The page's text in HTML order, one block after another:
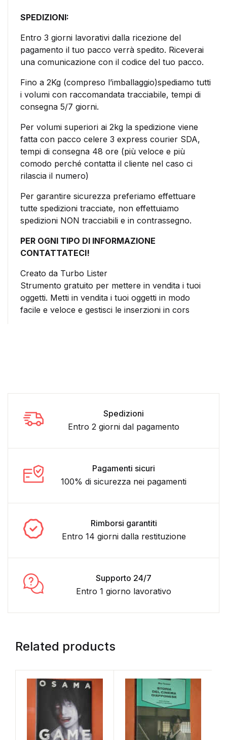
SPEDIZIONI:
Entro 3 giorni lavorativi dalla ricezione del
pagamento il tuo pacco verrà spedito. Riceverai
una comunicazione con il codice del tuo pacco.
Fino a 2Kg (compreso l’imballaggio)spediamo tutti
i volumi con raccomandata tracciabile, tempi di
consegna 5/7 giorni.
Per volumi superiori ai 2kg la spedizione viene
fatta con pacco celere 3 express courier SDA,
tempi di consegna 48 ore (più veloce e più
comodo perché contatta il cliente nel caso ci
rilascia il numero)
Per garantire sicurezza preferiamo effettuare
tutte spedizioni tracciate, non effettuiamo
spedizioni NON tracciabili e in contrassegno.
PER OGNI TIPO DI INFORMAZIONE
CONTATTATECI!
Creato da Turbo Lister
Strumento gratuito per mettere in vendita i tuoi
oggetti. Metti in vendita i tuoi oggetti in modo
facile e veloce e gestisci le inserzioni in cors
Spedizioni
Entro 2 giorni dal pagamento
Pagamenti sicuri
100% di sicurezza nei pagamenti
Rimborsi garantiti
Entro 14 giorni dalla restituzione
Supporto 24/7
Entro 1 giorno lavorativo
Related products